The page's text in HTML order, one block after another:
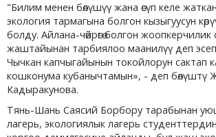
"Билим менен бөлүшүү жана өсүп келе
экология тармагына болгон кызыгуусун
болду. Айлана-чөйрөгө болгон
жаштайынан тарбиялоо маанилүү деп
Чычкан капчыгайынын токойлорун сактап
кошконума кубанычтамын», - деп бөлүштү
Кадыракунова.
Тянь-Шань Саясий Борбору тарабынан
лагерь, экологиялык лагерь